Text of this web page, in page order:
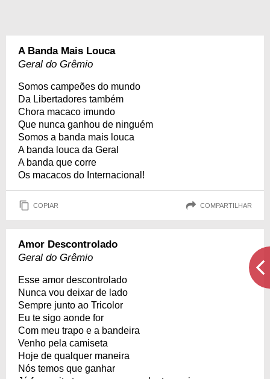
A Banda Mais Louca
Geral do Grêmio
Somos campeões do mundo
Da Libertadores também
Chora macaco imundo
Que nunca ganhou de ninguém
Somos a banda mais louca
A banda louca da Geral
A banda que corre
Os macacos do Internacional!
COPIAR COMPARTILHAR
Amor Descontrolado
Geral do Grêmio
Esse amor descontrolado
Nunca vou deixar de lado
Sempre junto ao Tricolor
Eu te sigo aonde for
Com meu trapo e a bandeira
Venho pela camiseta
Hoje de qualquer maneira
Nós temos que ganhar